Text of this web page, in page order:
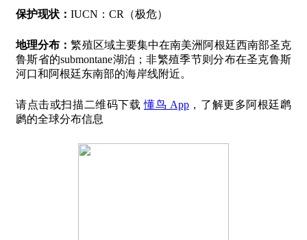
保护现状： IUCN：CR（极危）
地理分布：繁殖区域主要集中在南美洲阿根廷西南部圣克
鲁斯省的submontane湖泊；非繁殖季节则分布在圣克鲁斯
河口和阿根廷东南部的海岸线附近。
请点击或扫描二维码下载懂鸟 App，了解更多阿根廷䴙
䴘的全球分布信息